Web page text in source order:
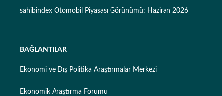
sahibindex Otomobil Piyasası Görünümü: Haziran 2026
BAĞLANTILAR
Ekonomi ve Dış Politika Araştırmalar Merkezi
Ekonomik Araştırma Forumu